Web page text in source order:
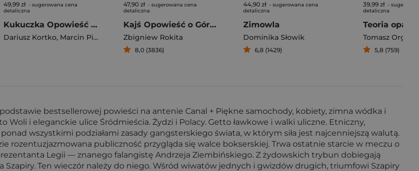
49,99 zł - sugerowana cena
detaliczna
Kukuczka Opowieść o najsłynniejszym polskim himalaiście
Dariusz Kortko, Marcin Pietraszewski
47,90 zł - sugerowana cena
detaliczna
Kajś Opowieść o Górnym Śląsku
Zbigniew Rokita
8,0 (3836)
44,90 zł - sugerowana cena
detaliczna
Zimowla
Dominika Słowik
6,8 (1429)
39,99 zł -
detaliczna
Tomasz
5,8 (759)
bestsellerowej powieści na antenie Canal + Piękne samochody, kobiety, zimna wódka i
Woli i eleganckie ulice Śródmieścia. Żydzi i Polacy. Getto ławkowe i walki uliczne. Etniczny,
wszystkimi podziałami zasady gangsterskiego świata, w którym siła jest najcenniejszą walutą.
rozentuzjazmowana publiczność przygląda się walce bokserskiej. Trwa ostatnie starcie w meczu o
Legii — znanego falangistę Andrzeja Ziembińskiego. Z żydowskich trybun dobiegają
Szapiry. Ten wieczór należy do niego. Wśród wiwatów jednych i gwizdów drugich, triumfowi Szapiry